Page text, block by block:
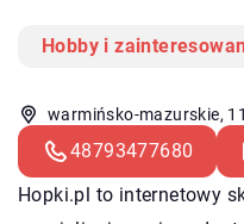
Hobby i
warmińsko-mazurskie,
48793477680
Hopki.pl to internetowy